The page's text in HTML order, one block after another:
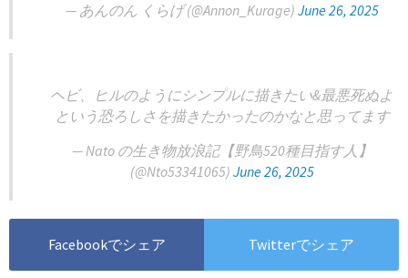
— あんのん くらげ (@Annon_Kurage) June 26, 2025
ヘビ、ヒルのようにシンプルに描きたい&最悪死ぬよ
という恐ろしさを描きたかったのかなと思ってます
— Nato の生き物放浪記【野鳥520種目指す人】
(@Nto53341065) June 26, 2025
Facebookでシェア Twitterでシェア